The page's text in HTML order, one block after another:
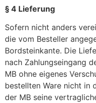
§ 4 Lieferung
Sofern nicht anders
die vom Besteller
Bordsteinkante. Die
nach Zahlungseingang
MB ohne eigenes
bestellten Ware nicht in
der MB seine